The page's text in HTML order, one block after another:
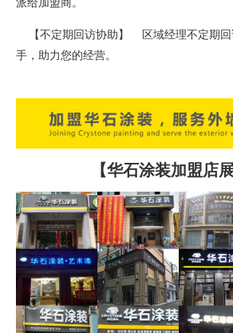
派给加盟商。
【不定期回访协助】 区域经理不定期回
手，助力您的经营。
【华石涂装加盟店展